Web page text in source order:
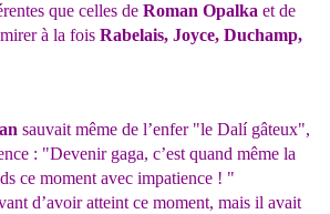
que celles de Roman Opalka et de
à la fois Rabelais, Joyce, Duchamp,
sauvait même de l’enfer "le Dalí gâteux",
: "Devenir gaga, c’est quand même la
ce moment avec impatience ! "
d’avoir atteint ce moment, mais il avait